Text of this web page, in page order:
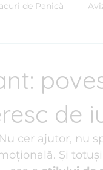
de Panică
Narcisism
oncologie
de
cer ajutor, nu
Și